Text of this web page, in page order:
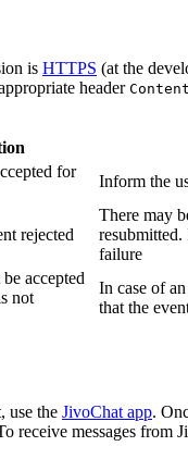
is HTTPS (at the
header
for
Inform the
rejected
There may
failure
accepted
not
In case of
that the
use the JivoChat app.
receive messages from